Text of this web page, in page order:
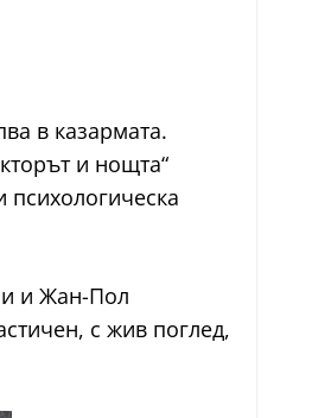
в казармата.
и нощта“
и Жан-Пол
с жив поглед,